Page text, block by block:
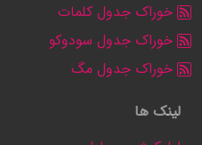
خوراک جدول کلمات
خوراک جدول سودوکو
خوراک جدول مگ
لینک ها